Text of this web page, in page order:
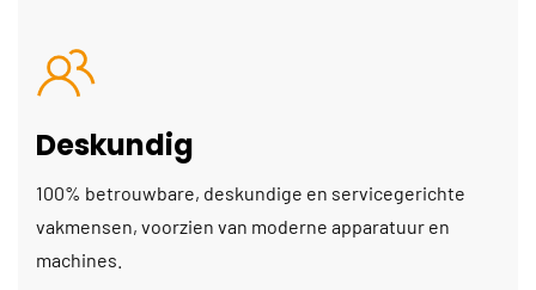
Deskundig
100% betrouwbare, deskundige en servicegerichte
vakmensen, voorzien van moderne apparatuur en
machines.